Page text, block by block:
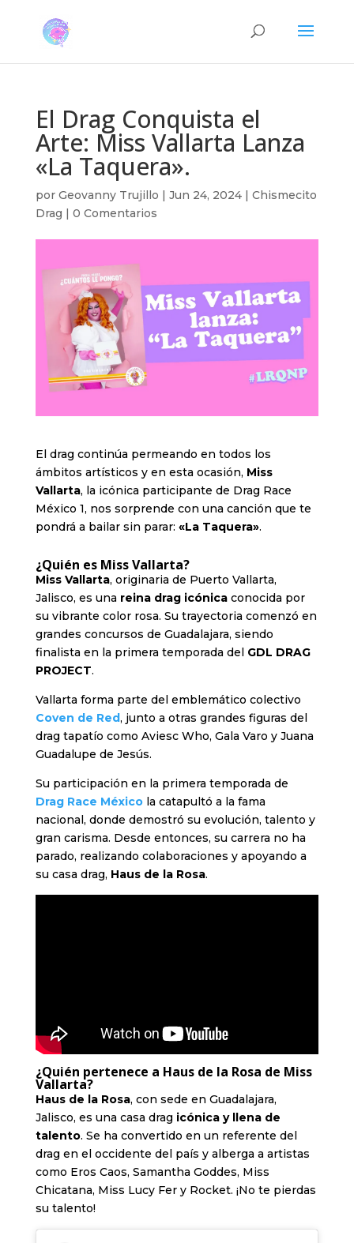
El Drag Conquista el
Arte: Miss Vallarta Lanza
«La Taquera».
por Geovanny Trujillo | Jun 24, 2024| Chismecito
Drag | 0 Comentarios
El drag continúa permeando en todos los
ámbitos artísticos y en esta ocasión, Miss
Vallarta, la icónica participante de Drag Race
México 1, nos sorprende con una canción que te
pondrá a bailar sin parar: «La Taquera».
¿Quién es Miss Vallarta?
Miss Vallarta, originaria de Puerto Vallarta,
Jalisco, es una reina drag icónicaconocida por
su vibrante color rosa. Su trayectoria comenzó en
grandes concursos de Guadalajara, siendo
finalista en la primera temporada del GDL DRAG
PROJECT.
Vallarta forma parte del emblemático colectivo
Coven de Red, junto a otras grandes figuras del
drag tapatío como Aviesc Who, Gala Varo y Juana
Guadalupe de Jesús.
Su participación en la primera temporada de
Drag Race Méxicola catapultó a la fama
nacional, donde demostró su evolución, talento y
gran carisma. Desde entonces, su carrera no ha
parado, realizando colaboraciones y apoyando a
su casa drag, Haus de la Rosa.
¿Quién pertenece a Haus de la Rosa de Miss
Vallarta?
Haus de la Rosa, con sede en Guadalajara,
Jalisco, es una casa drag icónica y llena de
talento. Se ha convertido en un referente del
drag en el occidente del país y alberga a artistas
como Eros Caos, Samantha Goddes, Miss
Chicatana, Miss Lucy Fer y Rocket. ¡No te pierdas
su talento!